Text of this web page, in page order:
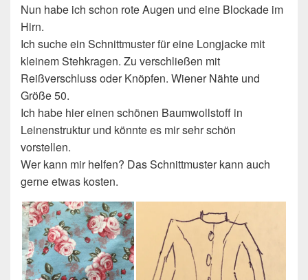
Nun habe ich schon rote Augen und eine Blockade im
Hirn.
Ich suche ein Schnittmuster für eine Longjacke mit
kleinem Stehkragen. Zu verschließen mit
Reißverschluss oder Knöpfen. Wiener Nähte und
Größe 50.
Ich habe hier einen schönen Baumwollstoff in
Leinenstruktur und könnte es mir sehr schön
vorstellen.
Wer kann mir helfen? Das Schnittmuster kann auch
gerne etwas kosten.